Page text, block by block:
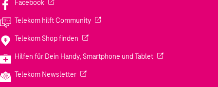
Facebook
Telekom hilft Community(Wird in einem neuen Tab geöffnet)
Telekom Shop finden (Wird in einem neuen Tab geöffnet)
Hilfen für Dein Handy, Smartphone und Tablet(Wird in einem
Telekom Newsletter(Wird in einem neuen Tab geöffnet)